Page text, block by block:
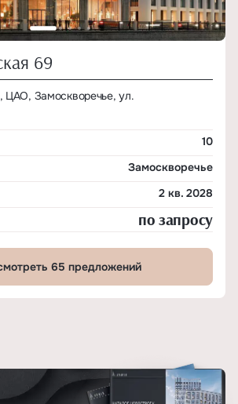
69
ЦАО, Замоскворечье, ул.
10
Замоскворечье
2 кв. 2028
по запросу
65 предложений